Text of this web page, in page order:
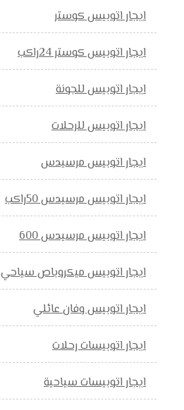
ايجار اتوبيس كوستر
ايجار اتوبيس كوستر 24راكب
ايجار اتوبيس للجونة
ايجار اتوبيس للرحلات
ايجار اتوبيس مرسيدس
ايجار اتوبيس مرسيدس 50راكب
ايجار اتوبيس مرسيدس 600
ايجار اتوبيس ميكروباص سياحي
ايجار اتوبيس وفان عائلي
ايجار اتوبيسات رحلات
ايجار اتوبيسات سياحية